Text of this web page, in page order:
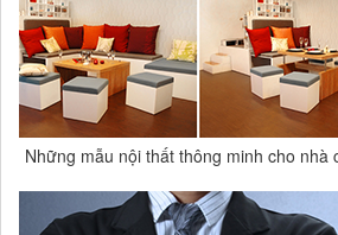
Những mẫu nội thất thông minh cho nhà